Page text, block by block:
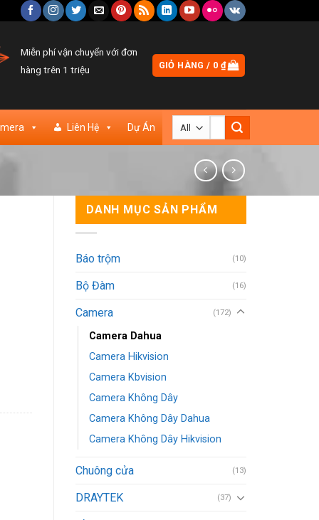
Miễn phí vận chuyển với đơn
hàng trên 1 triệu
GIỎ HÀNG / 0 ₫
Liên Hệ Dự Án
DANH MỤC SẢN PHẨM
Báo trộm (10)
Bộ Đàm (16)
Camera (172)
Camera Dahua
Camera Hikvision
Camera Kbvision
Camera Không Dây
Camera Không Dây Dahua
Camera Không Dây Hikvision
Chuông cửa (13)
DRAYTEK (37)
lượng